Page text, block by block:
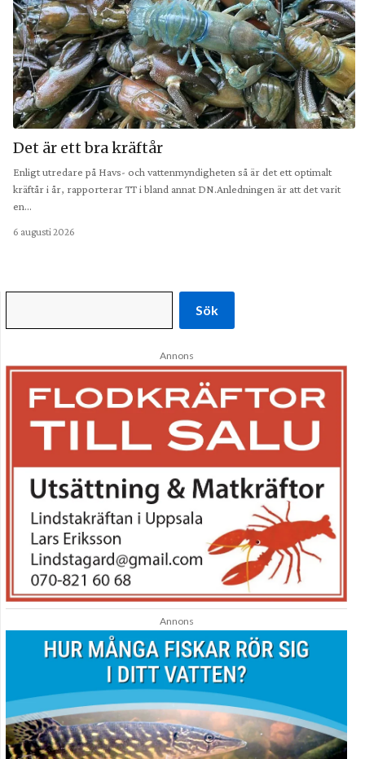
Det är ett bra kräftår
Enligt utredare på Havs- och vattenmyndigheten så är det ett optimalt
kräftår i år, rapporterar TT i bland annat DN.Anledningen är att det varit
en…
6 augusti 2026
Sök
Annons
Annons